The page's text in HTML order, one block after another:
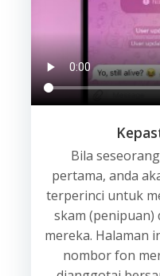
Bila
pertama, anda
terperinci untuk
skam (penipuan)
mereka. Halaman
nombor fon